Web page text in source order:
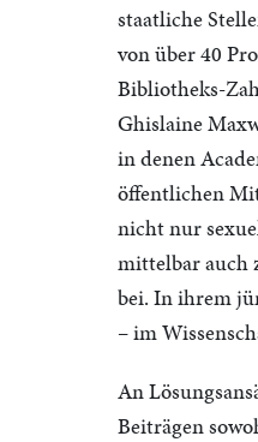
staatliche
von über 40
Bibliotheks-
Ghislaine
in denen
öffentlichen
nicht nur
mittelbar auch
bei. In ihrem
– im
An
Beiträgen